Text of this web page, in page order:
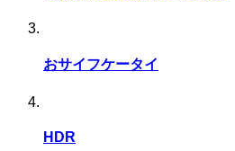
おサイフケータイ
HDR